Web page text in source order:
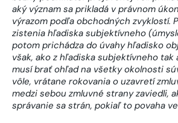
aký význam sa prikladá v právnom
výrazom podľa obchodných zvyklostí.
zistenia hľadiska subjektívneho
potom prichádza do úvahy hľadisko
však, ako z hľadiska subjektívneho tak
musí brať ohľad na všetky okolnosti
vôle, vrátane rokovania o uzavretí
medzi sebou zmluvné strany zaviedli,
správanie sa strán, pokiaľ to povaha